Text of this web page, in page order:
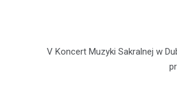
V Koncert Muzyki Sakralnej w